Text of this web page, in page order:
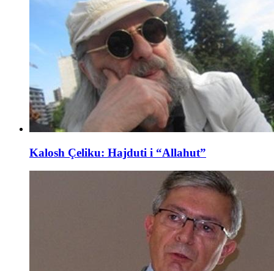
Kalosh Çeliku: Hajduti i “Allahut”